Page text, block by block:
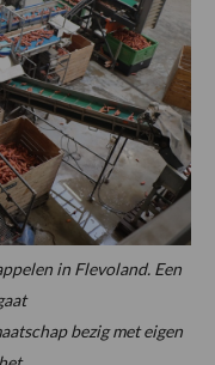
in Flevoland. Een
bezig met eigen